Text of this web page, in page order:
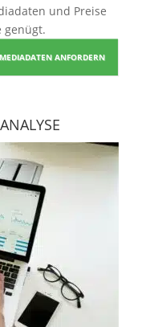
und Preise
genügt.
MEDIADATEN ANFORDERN